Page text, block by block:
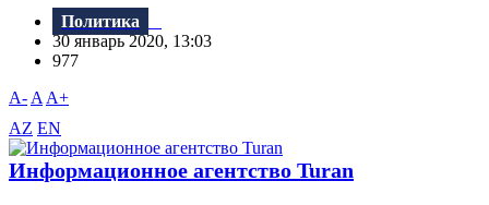
Политика
30 январь 2020, 13:03
977
A- A A+
AZ EN
Информационное агентство Turan